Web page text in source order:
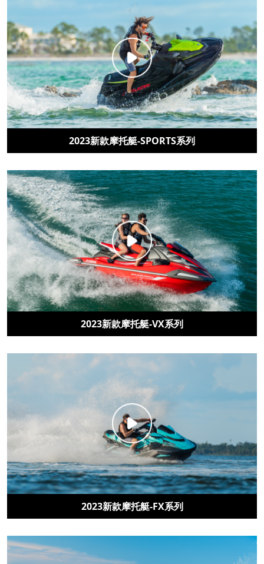
2023新款摩托艇-SPORTS系列
2023新款摩托艇-VX系列
2023新款摩托艇-FX系列